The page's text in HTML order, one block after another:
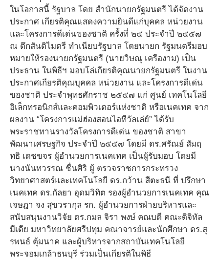
ในโอกาสนี้ รัฐบาล โดย สำนักนายกรัฐมนตรี ได้จัดงาน
ประกาศ เกียรติคุณแสดงความยินดีแก่บุคคล หน่วยงาน
และโครงการดีเด่นของชาติ ครั้งที่ ๒๕ ประจำปี ๒๕๕๗
ณ ตึกสันติไมตรี ทำเนียบรัฐบาล โดยนายก รัฐมนตรีมอบ
หมายให้รองนายกรัฐมนตรี (นายวิษณุ เครืองาม) เป็น
ประธาน ในพิธีฯ มอบโล่เกียรติคุณนายกรัฐมนตรี ในงาน
ประกาศเกียรติคุณบุคคล หน่วยงาน และโครงการดีเด่น
ของชาติ ประจำพุทธศักราช ๒๕๕๗ แก่ ศูนย์ เทคโนโลยี
อิเล็กทรอนิกส์และคอมพิวเตอร์แห่งชาติ หรือเนคเทค จาก
ผลงาน “โครงการแม่ฮ่องสอนไอทีวัลเล่ย์” ได้รับ
พระราชทานรางวัลโครงการดีเด่น ของชาติ สาขา
พัฒนาเศรษฐกิจ ประจำปี ๒๕๕๗ โดยมี ดร.ศรัณย์ สัมฤ
ทธิ เดชขจร ผู้อำนวยการเนคเทค เป็นผู้รับมอบ โดยมี
นางนันทวรรณ ชื่นศิริ ผู้ ตรวจราชการกระทรวง
วิทยาศาสตร์และเทคโนโลยี ดร.กว้าน สีตะธนี ที่ ปรึกษา
เนคเทค ดร.กัลยา อุดมวิทิต รองผู้อำนวยการเนคเทค คุณ
เจษฎา จง สุขวรากุล รก. ผู้อำนวยการฝ่ายบริหารและ
สนับสนุนงานวิจัย ดร.กมล จิรา พงษ์ คณบดี คณะดิจิทัล
มีเดีย มหาวิทยาลัยศรีปทุม คณาจารย์และนักศึกษา ดร.สุ
รพนธ์ ตุ้มนาค และผู้บริหารจากสถาบันเทคโนโลยี
พระจอมเกล้าธนบุรี ร่วมเป็นเกียรติในพิธี